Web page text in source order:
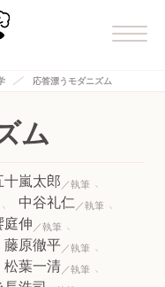
応答漂うモダニズム
ム
十嵐太郎
中谷礼仁
庭伸
藤原徹平
松葉一清